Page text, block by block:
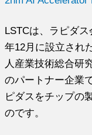
LSTCは、ラピダ
年12月に設立され
人産業技術総合研
のパートナー企業
ピダスをチップの
のです。